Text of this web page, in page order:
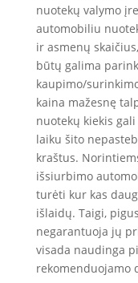
nuotekų valymo
automobiliu
ir asmenų
būtų galima
kaupimo/
kaina mažesnę
nuotekų kiekis
laiku šito
kraštus.
išsiurbimo
turėti kur kas
išlaidų. Taigi,
negarantuoja jų
visada naudinga
rekomenduojamo